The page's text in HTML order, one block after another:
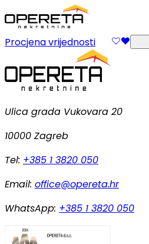
Procjena vrijednosti
Ulica grada Vukovara 20
10000 Zagreb
Tel: +385 1 3820 050
Email: office@opereta.hr
WhatsApp: +385 1 3820 050